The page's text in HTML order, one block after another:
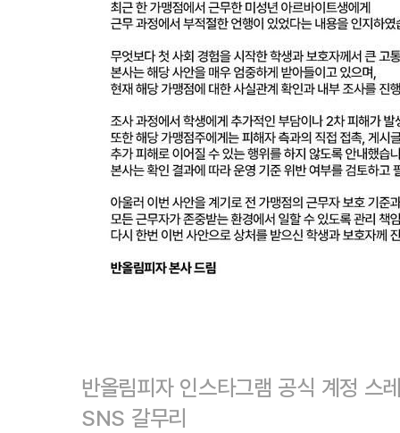
반올림피자 인스타그램 공식 계정
SNS 갈무리